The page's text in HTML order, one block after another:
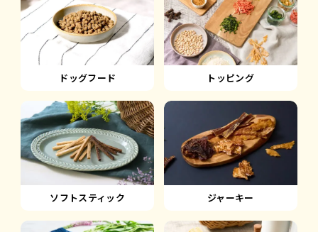
ドッグフード トッピング
ソフトスティック ジャーキー